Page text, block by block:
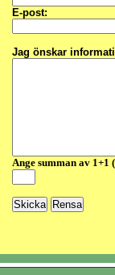
E-post:
Jag önskar
Ange summan av 1+1